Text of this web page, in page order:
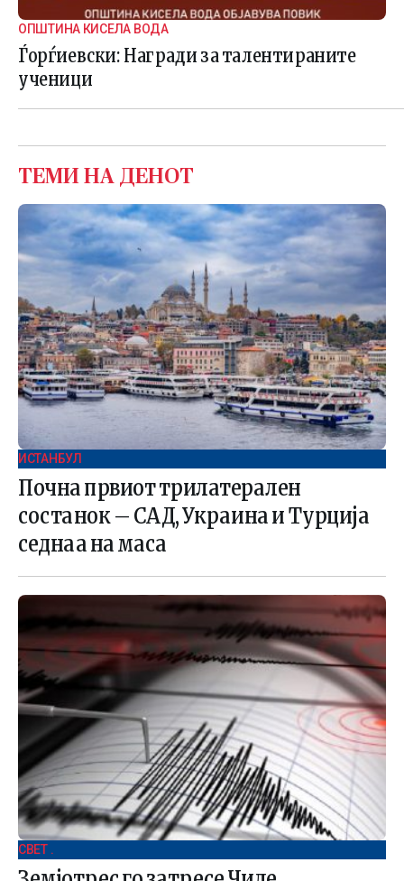
ОПШТИНА КИСЕЛА ВОДА
Ѓорѓиевски: Награди за талентираните
ученици
ТЕМИ НА ДЕНОТ
ИСТАНБУЛ
Почна првиот трилатерален
состанок – САД, Украина и Турција
седнаа на маса
СВЕТ .